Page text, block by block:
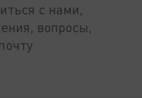
с нами,
вопросы,